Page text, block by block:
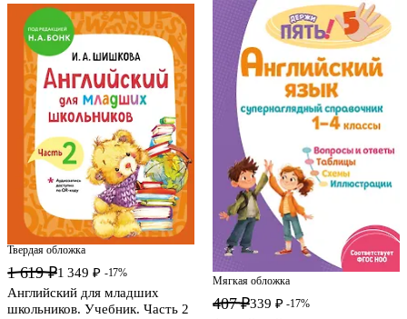
Твердая обложка
1 619 ₽1 349 ₽ -17%
Английский для младших
школьников. Учебник. Часть 2
Мягкая обложка
407 ₽339 ₽ -17%